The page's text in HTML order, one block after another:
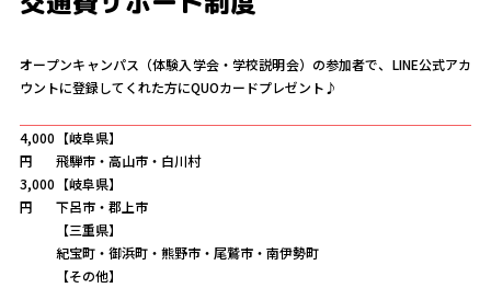
オープンキャンパス（体験入学会・学校説明会）の参加者で、LINE公式アカ
ウントに登録してくれた方にQUOカードプレゼント♪
4,000
円
【岐阜県】
飛騨市・高山市・白川村
3,000
円
【岐阜県】
下呂市・郡上市
【三重県】
紀宝町・御浜町・熊野市・尾鷲市・南伊勢町
【その他】